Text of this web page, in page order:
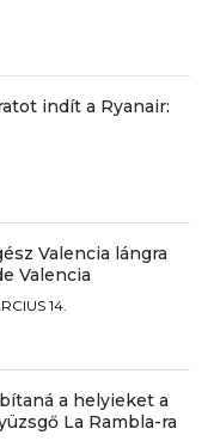
indít a Ryanair:
Valencia lángra
Valencia
14.
a helyieket a
La Rambla-ra